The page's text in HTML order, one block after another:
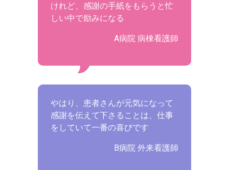
けれど、感謝の手紙をもらうと忙
しい中で励みになる
A病院 病棟看護師
やはり、患者さんが元気になって
感謝を伝えて下さることは、仕事
をしていて一番の喜びです
B病院 外来看護師